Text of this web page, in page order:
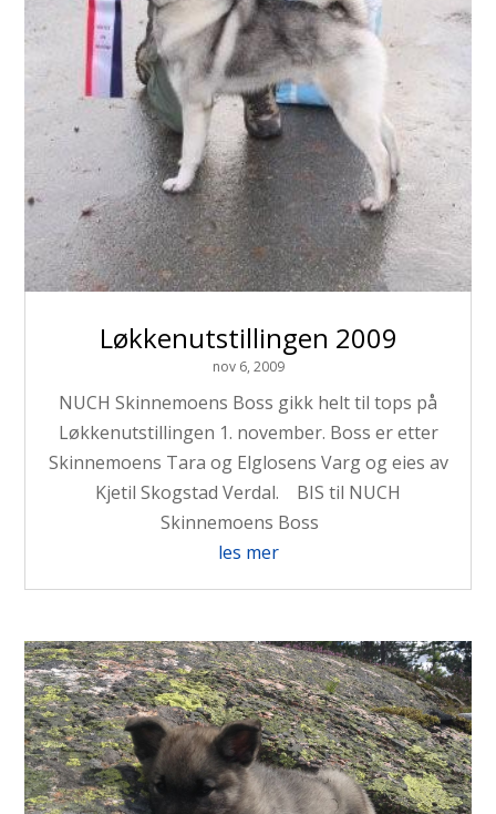
Løkkenutstillingen 2009
nov 6, 2009
NUCH Skinnemoens Boss gikk helt til tops på
Løkkenutstillingen 1. november. Boss er etter
Skinnemoens Tara og Elglosens Varg og eies av
Kjetil Skogstad Verdal. BIS til NUCH
Skinnemoens Boss
les mer